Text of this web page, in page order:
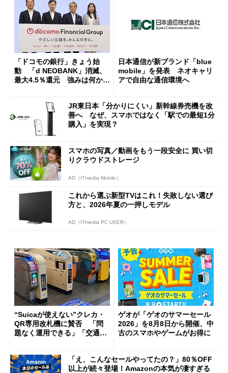
「ドコモの銀行」きょう始
動 「d NEOBANK」消滅、
最大4.5％還元 強みは何か解
日本通信が新ブランド「blue
mobile」を発表 ネオキャリ
アで自由な通信環境へ
JR東日本「分かりにくい」新幹線券売機を改
善へ なぜ、スマホではなく「駅での最短1分
購入」を実現？
スマホの写真／動画をもう一段安全に 買い切
りクラウドストレージ
AD（ITmedia Mobile）
これから選ぶ新型TVはこれ！失敗しない選び
方と、2026年夏の一押しモデル
AD（ITmedia PC USER）
“Suicaが使えない”クレカ・
QR専用改札機に賛否 「問
題なく運用できる」「交通系I
ゲオが「ゲオのサマーセール
2026」を8月8日から開催、中
古のスマホやゲームがお得に
「え、こんなセールやってたの？」80％OFF
以上が続々登場！Amazonの本気が凄すぎる